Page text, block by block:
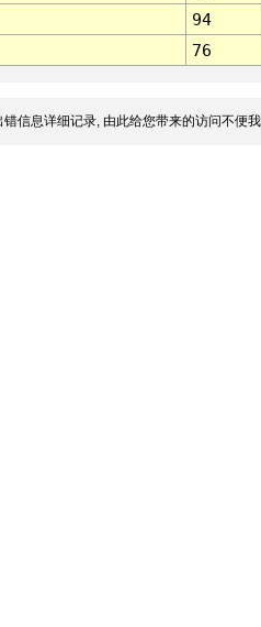
94
76
信息详细记录, 由此给您带来的访问不便